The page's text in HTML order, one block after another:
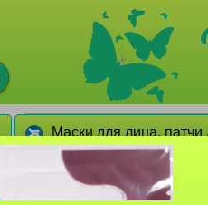
Маски для лица, патчи
2 4